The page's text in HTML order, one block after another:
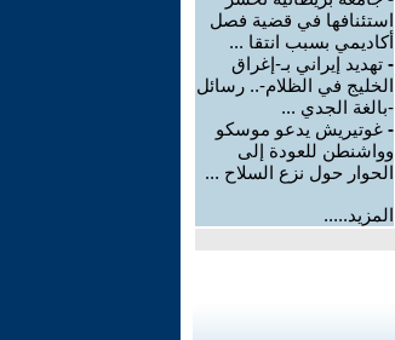
استئنافها في قضية فصل
أكاديمي بسبب انتقا ...
- تهديد إيراني بـ-إغراق
الخليج في الظلام-.. رسائل
-بالغة الجدي ...
- غوتيريش يدعو موسكو
وواشنطن للعودة إلى
الحوار حول نزع السلاح ...
المزيد.....